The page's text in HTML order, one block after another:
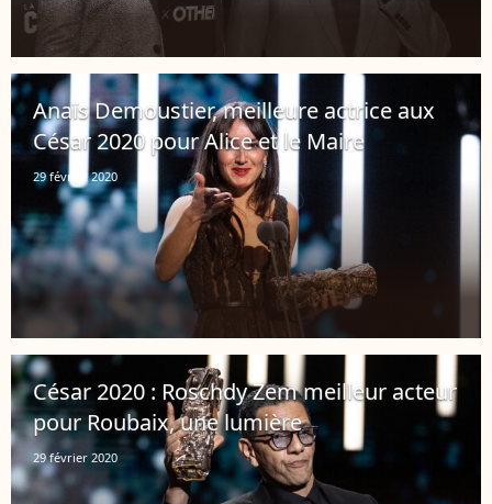
Anaïs Demoustier, meilleure actrice aux
César 2020 pour Alice et le Maire
29 février 2020
César 2020 : Roschdy Zem meilleur acteur
pour Roubaix, une lumière
29 février 2020